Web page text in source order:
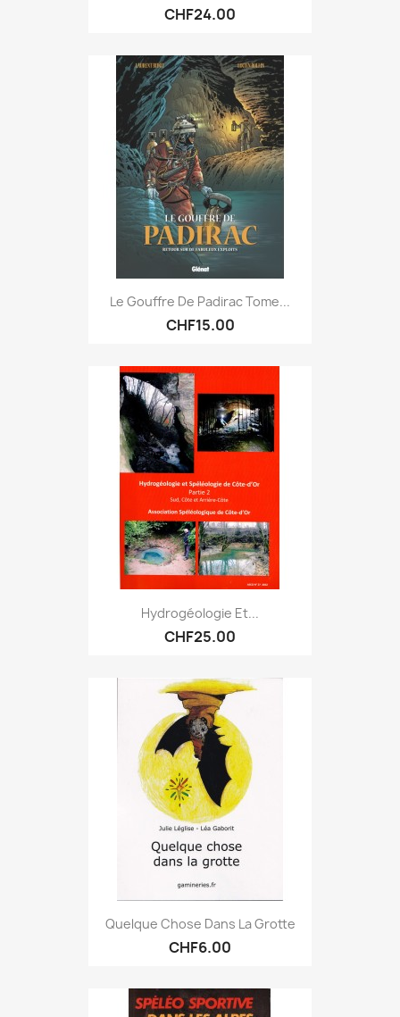
CHF24.00
Le Gouffre De Padirac Tome...
CHF15.00
Hydrogéologie Et...
CHF25.00
Quelque Chose Dans La Grotte
CHF6.00